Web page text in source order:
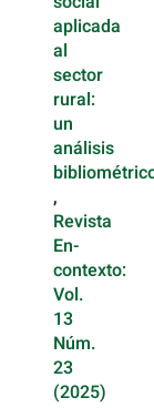
aplicada
al
sector
rural:
un
análisis
,
Revista
En-
contexto:
Vol.
13
Núm.
23
(2025)